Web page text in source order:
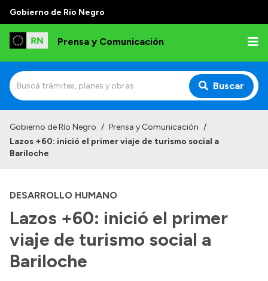
Gobierno de Río Negro
Prensa y Comunicación
Buscar
Institucional
Referentes de prensa
Archivo de noticias
Transparencia
Gobierno de Río Negro / Prensa y Comunicación /
Lazos +60: inició el primer viaje de turismo social a
Bariloche
DESARROLLO HUMANO
Lazos +60: inició el primer
viaje de turismo social a
Bariloche